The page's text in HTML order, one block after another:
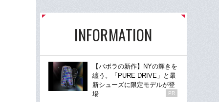
INFORMATION
【バボラの新作】NYの輝きを
纏う。「PURE DRIVE」と最
新シューズに限定モデルが登
場
PR